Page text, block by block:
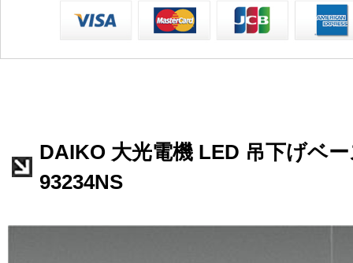
DAIKO 大光電機 LED 吊下げベ
93234NS